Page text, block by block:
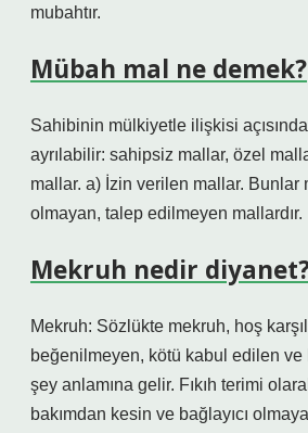
mubahtır.
Mübah mal ne demek?
Sahibinin mülkiyetle ilişkisi
ayrılabilir: sahipsiz mallar, özel
mallar. a) İzin verilen mallar. Bunlar
olmayan, talep edilmeyen mallardır.
Mekruh nedir
Mekruh: Sözlükte mekruh, hoş
beğenilmeyen, kötü kabul edilen ve
şey anlamına gelir. Fıkıh terimi
bakımdan kesin ve bağlayıcı